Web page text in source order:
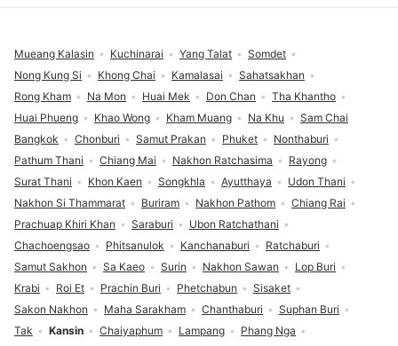
Bangkok Chonburi Samut Prakan Phuket
Nonthaburi
Pathum Thani
Chiang Mai Nakhon Ratchasima
Rayong
Surat Thani
Khon Kaen Songkhla Ayutthaya
Udon Thani
Nakhon Si Thammarat
Buriram Nakhon Pathom
Chiang Rai
Prachuap Khiri Khan
Saraburi
Ubon Ratchathani
Chachoengsao
Phitsanulok Kanchanaburi
Ratchaburi
Samut Sakhon
Sa Kaeo Surin Nakhon Sawan
Lop Buri
Krabi
Roi Et Prachin Buri Phetchabun
Sisaket
Sakon Nakhon
Maha Sarakham Chanthaburi
Suphan Buri
Tak
Kansin Chaiyaphum Lampang
Phang Nga
Mueang Kalasin Kuchinarai Yang Talat
Somdet
Nong Kung Si
Khong Chai Kamalasai
Sahatsakhan
Rong Kham
Na Mon Huai Mek Don Chan
Tha Khantho
Huai Phueng
Khao Wong Kham Muang Na Khu Sam Chai